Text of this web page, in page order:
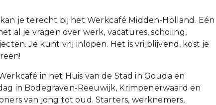
je terecht bij het Werkcafé Midden-Holland. Eén
al je vragen over werk, vacatures, scholing,
Je kunt vrij inlopen. Het is vrijblijvend, kost je
in het Huis van de Stad in Gouda en
in Bodegraven-Reeuwijk, Krimpenerwaard en
van jong tot oud. Starters, werknemers,